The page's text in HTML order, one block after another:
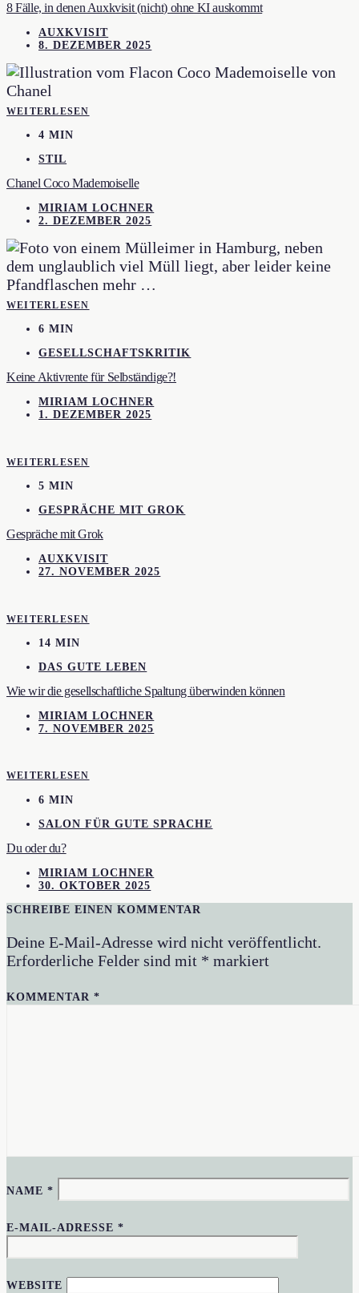
8 Fälle, in denen Auxkvisit (nicht) ohne KI auskommt
AUXKVISIT
8. DEZEMBER 2025
WEITERLESEN
4 MIN
STIL
Chanel Coco Mademoiselle
MIRIAM LOCHNER
2. DEZEMBER 2025
WEITERLESEN
6 MIN
GESELLSCHAFTSKRITIK
Keine Aktivrente für Selbständige?!
MIRIAM LOCHNER
1. DEZEMBER 2025
WEITERLESEN
5 MIN
GESPRÄCHE MIT GROK
Gespräche mit Grok
AUXKVISIT
27. NOVEMBER 2025
WEITERLESEN
14 MIN
DAS GUTE LEBEN
Wie wir die gesellschaftliche Spaltung überwinden können
MIRIAM LOCHNER
7. NOVEMBER 2025
WEITERLESEN
6 MIN
SALON FÜR GUTE SPRACHE
Du oder du?
MIRIAM LOCHNER
30. OKTOBER 2025
SCHREIBE EINEN KOMMENTAR
Deine E-Mail-Adresse wird nicht veröffentlicht.
Erforderliche Felder sind mit * markiert
KOMMENTAR*
NAME*
E-MAIL-ADRESSE*
WEBSITE